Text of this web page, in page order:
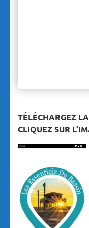
TÉLÉCHARGEZ
CLIQUEZ SUR